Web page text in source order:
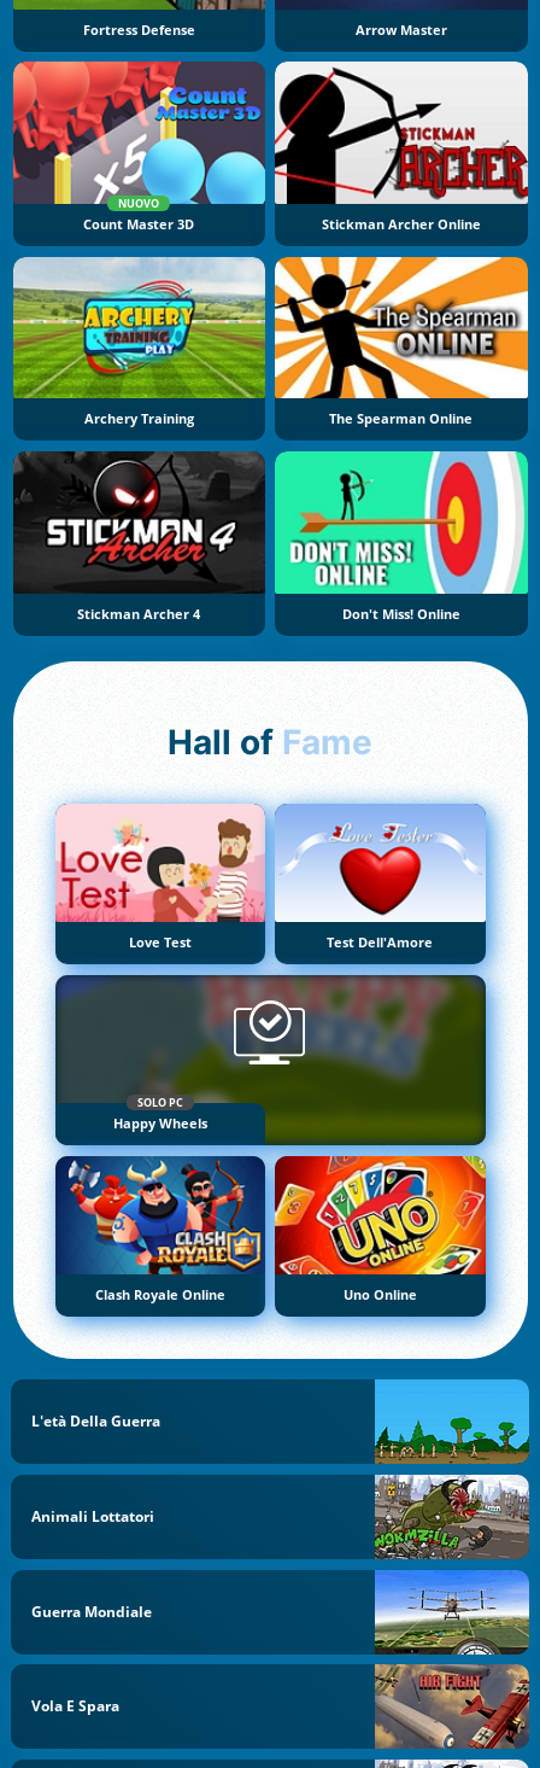
Fortress Defense Arrow Master
NUOVO
Count Master 3D Stickman Archer Online
Archery Training The Spearman Online
Stickman Archer 4 Don't Miss! Online
Hall of Fame
Love Test Test Dell'Amore
SOLO PC
Happy Wheels
Clash Royale Online Uno Online
L'età Della Guerra
Animali Lottatori
Guerra Mondiale
Vola E Spara